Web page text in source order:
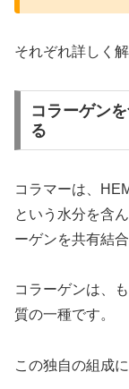
それぞれ詳しく
コラーゲン
る
コラマーは、
という水分を含
ーゲンを共有結
コラーゲンは、
質の一種です。
この独自の組成